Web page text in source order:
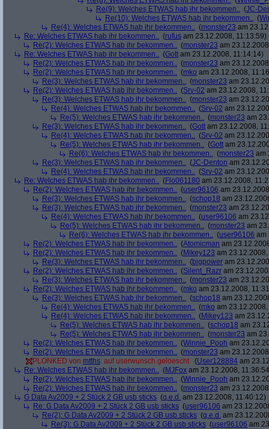
Re(9): Welches ETWAS hab ihr bekommen.. (JC-
Re(10): Welches ETWAS hab ihr bekommen.. (
Re(4): Welches ETWAS hab ihr bekommen.. (monster23 am
Re: Welches ETWAS hab ihr bekommen.. (rufus am 23.12.2008, 11:13:59)
Re(2): Welches ETWAS hab ihr bekommen.. (monster23 am
Re: Welches ETWAS hab ihr bekommen.. (Gott am 23.12.2008, 11:14:14)
Re(2): Welches ETWAS hab ihr bekommen.. (monster23 am
Re(2): Welches ETWAS hab ihr bekommen.. (mko am 23.12.2008,
Re(3): Welches ETWAS hab ihr bekommen.. (monster23 am
Re(2): Welches ETWAS hab ihr bekommen.. (Srv-02 am 23.12.2008,
Re(3): Welches ETWAS hab ihr bekommen.. (monster23 am
Re(4): Welches ETWAS hab ihr bekommen.. (Srv-02 am
Re(5): Welches ETWAS hab ihr bekommen.. (monster23 am
Re(3): Welches ETWAS hab ihr bekommen.. (Gott am 23.12.2008,
Re(4): Welches ETWAS hab ihr bekommen.. (Srv-02 am
Re(5): Welches ETWAS hab ihr bekommen.. (Gott am
Re(6): Welches ETWAS hab ihr bekommen.. (monster23 am
Re(3): Welches ETWAS hab ihr bekommen.. (JC-Denton am
Re(4): Welches ETWAS hab ihr bekommen.. (Srv-02 am
Re: Welches ETWAS hab ihr bekommen.. (Flo061180 am 23.12.2008,
Re(2): Welches ETWAS hab ihr bekommen.. (user96106 am
Re(3): Welches ETWAS hab ihr bekommen.. (schop18 am
Re(3): Welches ETWAS hab ihr bekommen.. (monster23 am
Re(4): Welches ETWAS hab ihr bekommen.. (user96106 am
Re(5): Welches ETWAS hab ihr bekommen.. (monster23 am
Re(6): Welches ETWAS hab ihr bekommen.. (user96106 am
Re(2): Welches ETWAS hab ihr bekommen.. (Atomicman am
Re(2): Welches ETWAS hab ihr bekommen.. (Mikey123 am
Re(3): Welches ETWAS hab ihr bekommen.. (bigpower am
Re(2): Welches ETWAS hab ihr bekommen.. (Silent_Razr am
Re(3): Welches ETWAS hab ihr bekommen.. (monster23 am
Re(2): Welches ETWAS hab ihr bekommen.. (mko am 23.12.2008,
Re(3): Welches ETWAS hab ihr bekommen.. (schop18 am
Re(4): Welches ETWAS hab ihr bekommen.. (mko am
Re(4): Welches ETWAS hab ihr bekommen.. (Mikey123 am
Re(5): Welches ETWAS hab ihr bekommen.. (schop18 am
Re(5): Welches ETWAS hab ihr bekommen.. (monster23 am
Re(2): Welches ETWAS hab ihr bekommen.. (Winnie_Pooh am
Re(2): Welches ETWAS hab ihr bekommen.. (monster23 am
PLONKED von mtths: auf userwunsch geloescht (User128884 am
Re: Welches ETWAS hab ihr bekommen.. (MJFox am 23.12.2008,
Re(2): Welches ETWAS hab ihr bekommen.. (Winnie_Pooh am
Re(2): Welches ETWAS hab ihr bekommen.. (monster23 am
G Data Av2009 + 2 Stück 2 GB usb sticks (q.e.d. am 23.12.2008, 11:40:12)
Re: G Data Av2009 + 2 Stück 2 GB usb sticks (user96106 am
Re(2): G Data Av2009 + 2 Stück 2 GB usb sticks (q.e.d. am
Re(3): G Data Av2009 + 2 Stück 2 GB usb sticks (user96106 am